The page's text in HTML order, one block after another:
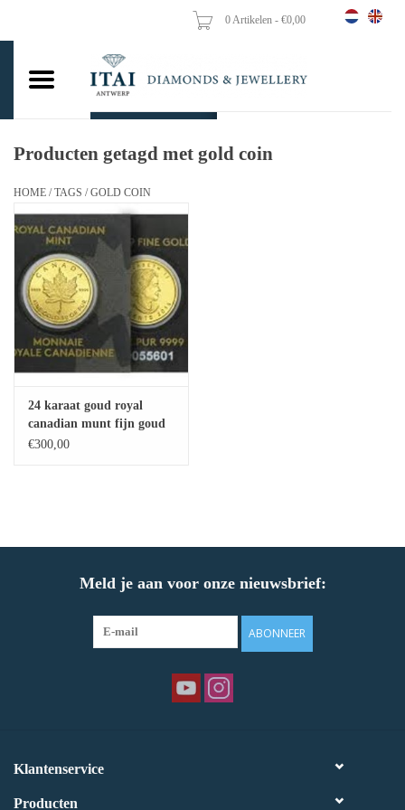
0 Artikelen - €0,00
Trouwringen
Kettingen
Oorbellen
Vrouw ringen
Baby Armbanden
Exclusieve ringen
Producten getagd met gold coin
HOME /TAGS /GOLD COIN
24 karaat goud royal
canadian munt fijn goud
€300,00
Meld je aan voor onze nieuwsbrief:
ABONNEER
Klantenservice
Producten